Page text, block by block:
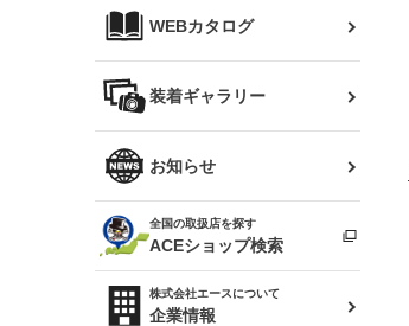
クラウン
クラウンマジェスタ
アリスト
ソアラ
アルテッツァ
プロボックス
RAV4
Z32 フェアレディZ
R34 スカイライン
スカイライン
（ER34/R33/ECR33/R32）
キャラバン
帽子
バッグ
ファッション小物
雑貨・ステーショナリー
ベビー用品
WEBカタログ
装着ギャラリー
お知らせ
全国の取扱店を探す
ACEショップ検索
株式会社エースについて
企業情報